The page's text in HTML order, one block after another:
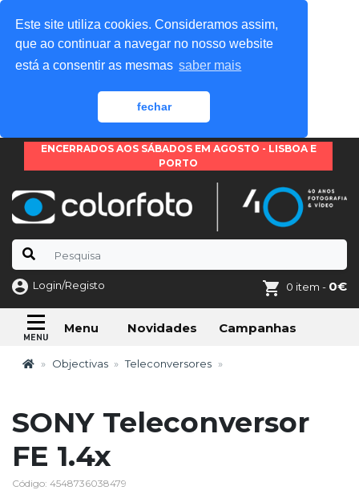
Este site utiliza cookies. Consideramos assim,
que ao continuar a navegar no nosso website
está a consentir as mesmas saber mais
fechar
ENCERRADOS AOS SÁBADOS EM AGOSTO - LISBOA E
PORTO
Login/Registo 0 item - 0€
Menu Novidades Campanhas
Objectivas Teleconversores
SONY Teleconversor
FE 1.4x
Código: 4548736038479